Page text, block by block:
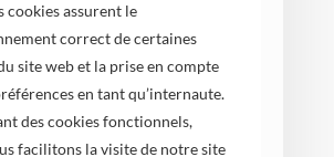
cookies assurent le
correct de certaines
site web et la prise en compte
en tant qu’internaute.
des cookies fonctionnels,
facilitons la visite de notre site